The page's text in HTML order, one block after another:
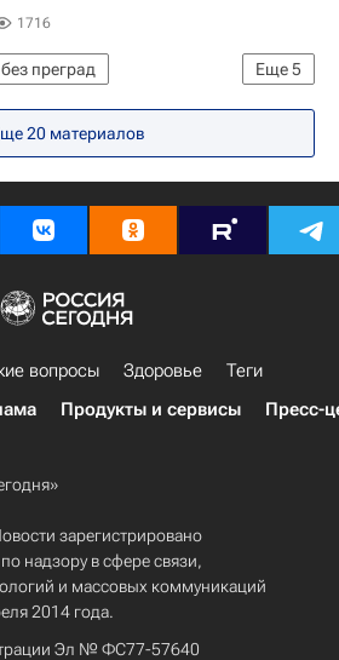
1716
Еще5
преград
В. Потанина
Россия
20 материалов
вопросы Здоровье
Теги
Продукты и сервисы Пресс-
зарегистрировано
надзору в сфере связи,
и массовых коммуникаций
2014 года.
Эл № ФС77-57640